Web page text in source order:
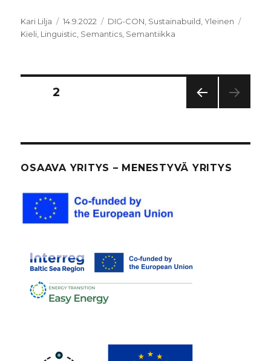
Kirjoittaja
Kari Lilja Julkaistu
14.9.2022 Kategoriat
DIG-CON, Sustainabuild,Yleinen
Kieli, Linguistic, Semantics, Semantiikka
Artikkelien
SIVU
SIVU2
OSAAVA YRITYS – MENESTYVÄ YRITYS